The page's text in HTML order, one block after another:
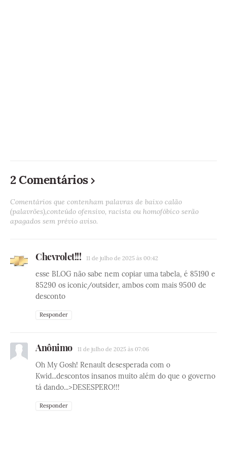
2 Comentários
Comentários que contenham palavras de baixo calão
(palavrões),conteúdo ofensivo, racista ou homofóbico serão
apagados sem prévio aviso.
Chevrolet!!! 11 de julho de 2025 às 00:42
esse BLOG não sabe nem copiar uma tabela, é 85190 e
85290 os iconic/outsider, ambos com mais 9500 de
desconto
Responder
Anônimo 11 de julho de 2025 às 07:06
Oh My Gosh! Renault desesperada com o
Kwid...descontos insanos muito além do que o governo
tá dando...>DESESPERO!!!
Responder